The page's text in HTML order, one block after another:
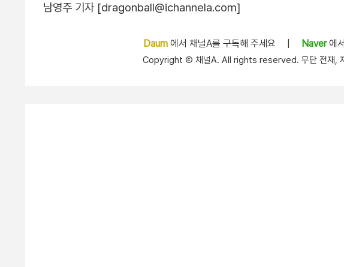
남영주 기자 [dragonball@ichannela.com]
Daum 에서 채널A를 구독해 주세요 Naver에
Copyright Ⓒ 채널A. All rights reserved. 무단 전재, 재